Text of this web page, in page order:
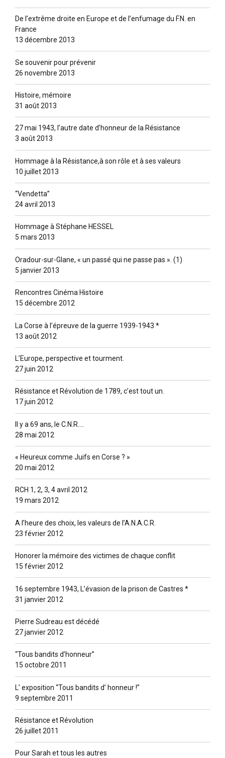
De l’extrême droite en Europe et de l’enfumage du F.N. en
France
13 décembre 2013
Se souvenir pour prévenir
26 novembre 2013
Histoire, mémoire
31 août 2013
27 mai 1943, l’autre date d’honneur de la Résistance
3 août 2013
Hommage à la Résistance,à son rôle et à ses valeurs
10 juillet 2013
“Vendetta”
24 avril 2013
Hommage à Stéphane HESSEL
5 mars 2013
Oradour-sur-Glane, « un passé qui ne passe pas ». (1)
5 janvier 2013
Rencontres Cinéma Histoire
15 décembre 2012
La Corse à l’épreuve de la guerre 1939-1943 *
13 août 2012
L’Europe, perspective et tourment.
27 juin 2012
Résistance et Révolution de 1789, c’est tout un.
17 juin 2012
Il y a 69 ans, le C.N.R….
28 mai 2012
« Heureux comme Juifs en Corse ? »
20 mai 2012
RCH 1, 2, 3, 4 avril 2012
19 mars 2012
A l’heure des choix, les valeurs de l’A.N.A.C.R.
23 février 2012
Honorer la mémoire des victimes de chaque conflit
15 février 2012
16 septembre 1943, L’évasion de la prison de Castres *
31 janvier 2012
Pierre Sudreau est décédé
27 janvier 2012
“Tous bandits d’honneur”
15 octobre 2011
L’ exposition “Tous bandits d’ honneur !”
9 septembre 2011
Résistance et Révolution
26 juillet 2011
Pour Sarah et tous les autres